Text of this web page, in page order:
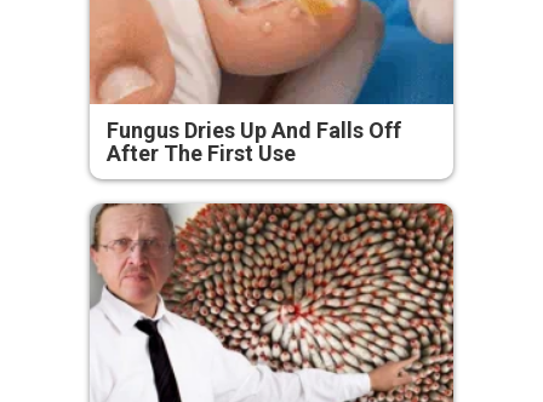
Fungus Dries Up And Falls Off
After The First Use